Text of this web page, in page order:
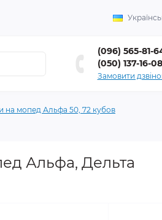
(096) 565-81-
(050) 137-16-08
Замовити
на мопед Альфа 50, 72 кубов
Альфа, Дельта